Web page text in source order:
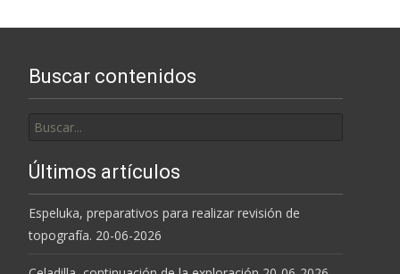
Buscar contenidos
por:
Últimos artículos
Espeluka, preparativos para realizar revisión de
topografía. 20-06-2026